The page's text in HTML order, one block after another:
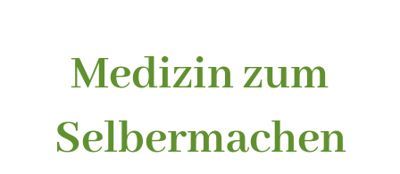
Medizin zum
Selbermachen